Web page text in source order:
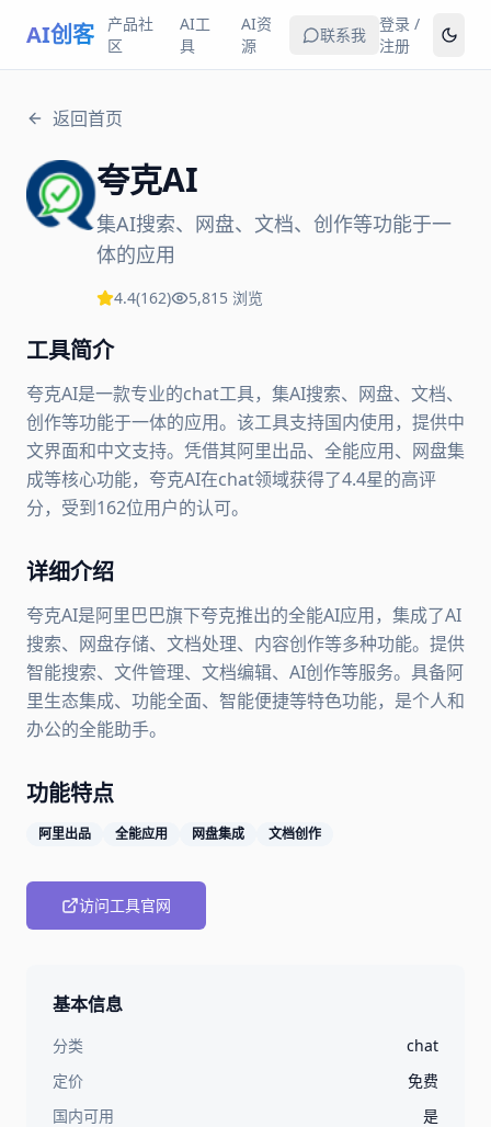
AI创客
产品社
区
AI工
具
AI资
源
联系我
登录 /
注册
返回首页
夸克AI
集AI搜索、网盘、文档、创作等功能于一
体的应用
4.4(162) 5,815 浏览
工具简介
夸克AI是一款专业的chat工具，集AI搜索、网盘、文档、
创作等功能于一体的应用。该工具支持国内使用，提供中
文界面和中文支持。凭借其阿里出品、全能应用、网盘集
成等核心功能，夸克AI在chat领域获得了4.4星的高评
分，受到162位用户的认可。
详细介绍
夸克AI是阿里巴巴旗下夸克推出的全能AI应用，集成了AI
搜索、网盘存储、文档处理、内容创作等多种功能。提供
智能搜索、文件管理、文档编辑、AI创作等服务。具备阿
里生态集成、功能全面、智能便捷等特色功能，是个人和
办公的全能助手。
功能特点
阿里出品 全能应用 网盘集成 文档创作
访问工具官网
基本信息
分类
chat
定价
免费
国内可用
是